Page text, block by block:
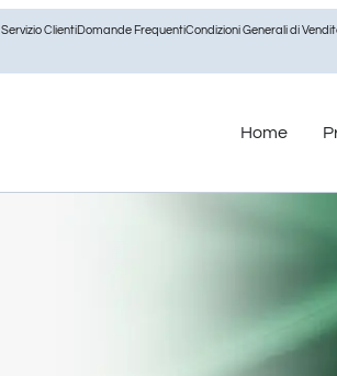
Servizio ClientiDomande FrequentiCondizioni Generali di
Home